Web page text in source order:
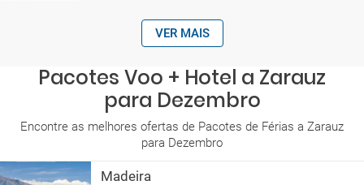
VER MAIS
Pacotes Voo + Hotel a Zarauz
para Dezembro
Encontre as melhores ofertas de Pacotes de Férias a Zarauz
para Dezembro
Madeira